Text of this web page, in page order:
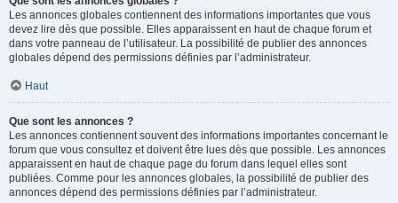
Les annonces globales contiennent des informations importantes que vous
devez lire dès que possible. Elles apparaissent en haut de chaque forum et
dans votre panneau de l’utilisateur. La possibilité de publier des annonces
globales dépend des permissions définies par l’administrateur.
Haut
Que sont les annonces ?
Les annonces contiennent souvent des informations importantes concernant le
forum que vous consultez et doivent être lues dès que possible. Les annonces
apparaissent en haut de chaque page du forum dans lequel elles sont
publiées. Comme pour les annonces globales, la possibilité de publier des
annonces dépend des permissions définies par l’administrateur.